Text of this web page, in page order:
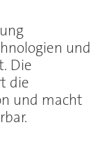
und
Die
die
und macht